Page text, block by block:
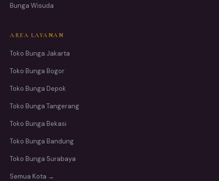
Bunga Wisuda
AREA LAYANAN
Toko Bunga Jakarta
Toko Bunga Bogor
Toko Bunga Depok
Toko Bunga Tangerang
Toko Bunga Bekasi
Toko Bunga Bandung
Toko Bunga Surabaya
Semua Kota →